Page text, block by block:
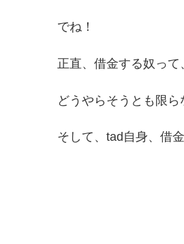
でね！
正直、借金する奴っ
どうやらそうとも限
そして、tad自身、借